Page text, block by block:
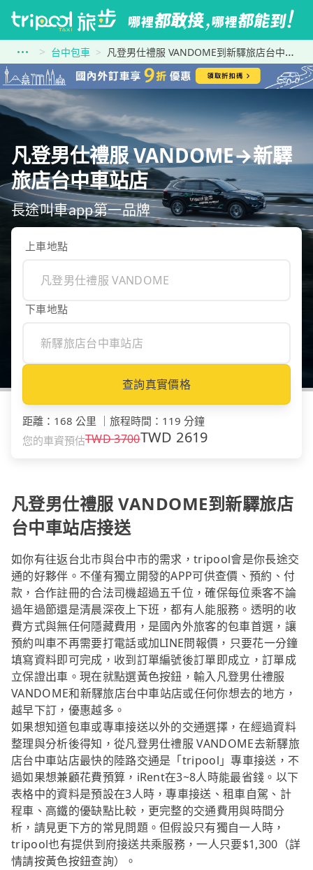
台中包車 凡登男仕禮服 VANDOME到新驛旅店台中車站店
凡登男仕禮服 VANDOME→新驛
旅店台中車站店
長途叫車app第一品牌
上車地點
下車地點
查詢真實價格
距離 ： 168 公里 旅程時間 ： 119 分鐘
您的車資預估TWD3700TWD 2619
凡登男仕禮服 VANDOME到新驛旅店
台中車站店接送
如你有往返台北市與台中市的需求，tripool會是你長途交
通的好夥伴。不僅有獨立開發的APP可供查價、預約、付
款，合作註冊的合法司機超過五千位，確保每位乘客不論
過年過節還是清晨深夜上下班，都有人能服務。透明的收
費方式與無任何隱藏費用，是國內外旅客的包車首選，讓
預約叫車不再需要打電話或加LINE問報價，只要花一分鐘
填寫資料即可完成，收到訂單編號後訂單即成立，訂單成
立保證出車。現在就點選黃色按鈕，輸入凡登男仕禮服
VANDOME和新驛旅店台中車站店或任何你想去的地方，
越早下訂，優惠越多。
如果想知道包車或專車接送以外的交通選擇，在經過資料
整理與分析後得知，從凡登男仕禮服 VANDOME去新驛旅
店台中車站店最快的陸路交通是「tripool」專車接送，不
過如果想兼顧花費預算，iRent在3~8人時能最省錢。以下
表格中的資料是預設在3人時，專車接送、租車自駕、計
程車、高鐵的優缺點比較，更完整的交通費用與時間分
析，請見更下方的常見問題。但假設只有獨自一人時，
tripool也有提供到府接送共乘服務，一人只要$1,300（詳
情請按黃色按鈕查詢）。